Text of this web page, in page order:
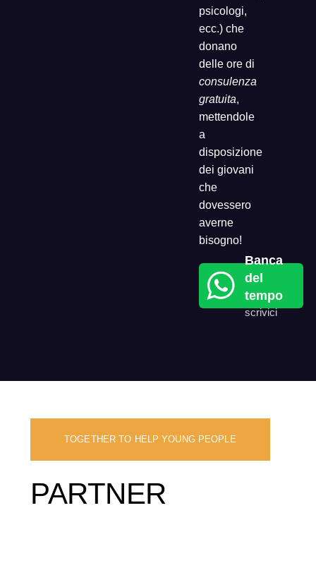
psicologi,
ecc.) che
donano
delle ore di
consulenza
gratuita,
mettendole
a
disposizione
dei giovani
che
dovessero
averne
bisogno!
Banca
del
tempo
scrivici
TOGETHER TO HELP YOUNG PEOPLE
PARTNER